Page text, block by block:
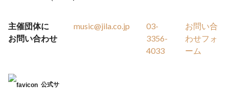
主催団体に
お問い合わせ
music@jila.co.jp
03-
3356-
4033
お問い合
わせフォ
ーム
公式サ